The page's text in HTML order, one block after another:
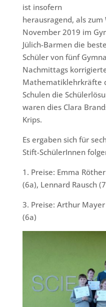
ist insofern
herausragend, als
November 2019 im
Jülich-Barmen die
Schüler von fünf
Nachmittags
Mathematiklehrkräfte
Schulen die
waren dies Clara
Krips.
Es ergaben sich für
Stift-SchülerInnen
1. Preise: Emma
(6a), Lennard Rausch
3. Preise: Arthur
(6a)